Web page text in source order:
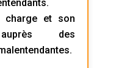
charge et son
auprès des